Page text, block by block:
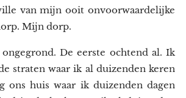
van mijn ooit onvoorwaardelijke
Mijn dorp.
De eerste ochtend al. Ik
straten waar ik al duizenden keren
ons huis waar ik duizenden dagen